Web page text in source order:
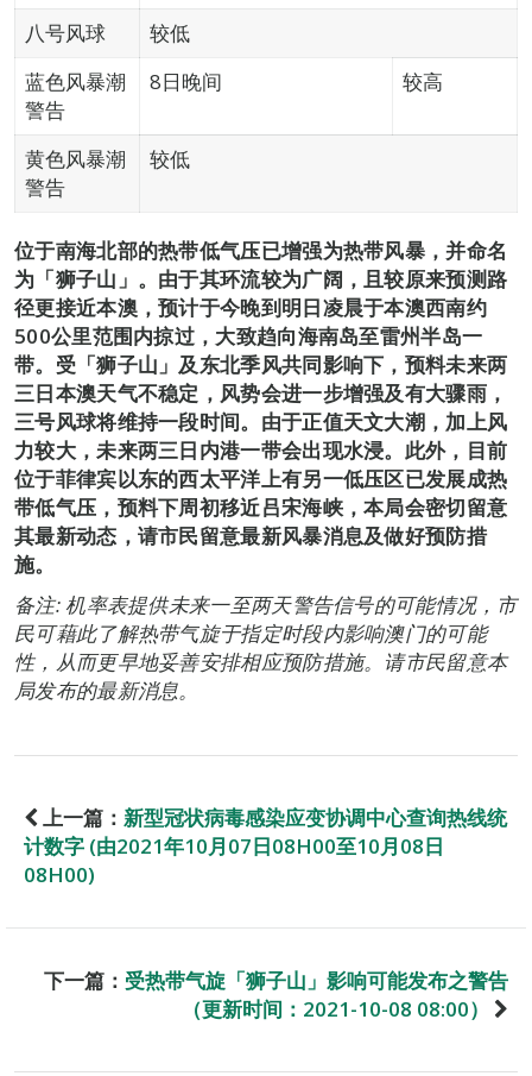
八号风球
较低
蓝色风暴潮
警告
8日晚间 较高
黄色风暴潮
警告
较低
位于南海北部的热带低气压已增强为热带风暴，并命名
为「狮子山」。由于其环流较为广阔，且较原来预测路
径更接近本澳，预计于今晚到明日凌晨于本澳西南约
500公里范围内掠过，大致趋向海南岛至雷州半岛一
带。受「狮子山」及东北季风共同影响下，预料未来两
三日本澳天气不稳定，风势会进一步增强及有大骤雨，
三号风球将维持一段时间。由于正值天文大潮，加上风
力较大，未来两三日内港一带会出现水浸。此外，目前
位于菲律宾以东的西太平洋上有另一低压区已发展成热
带低气压，预料下周初移近吕宋海峡，本局会密切留意
其最新动态，请市民留意最新风暴消息及做好预防措
施。
备注: 机率表提供未来一至两天警告信号的可能情况，市
民可藉此了解热带气旋于指定时段内影响澳门的可能
性，从而更早地妥善安排相应预防措施。请市民留意本
局发布的最新消息。
上一篇： 新型冠状病毒感染应变协调中心查询热线统
计数字 (由2021年10月07日08H00至10月08日
08H00)
下一篇： 受热带气旋「狮子山」影响可能发布之警告
（更新时间：2021-10-08 08:00）